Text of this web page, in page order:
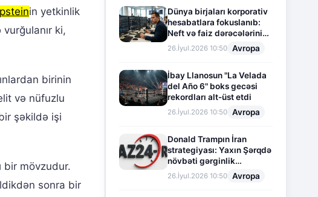
in yetkinlik
ki,
birinin
və nüfuzlu
şəkildə işi
bir mövzudur.
sonra bir
Dünya birjaları korporativ
hesabatlara fokuslanıb:
Neft və faiz dərəcələrinin
təsiri altında cari vəziyyət
26.İyul.2026 10:50 Avropa
İbay Llanosun "La Velada
del Año 6" boks gecəsi
rekordları alt-üst etdi
26.İyul.2026 10:50 Avropa
Donald Trampın İran
strategiyası: Yaxın Şərqdə
növbəti gərginlik
mərhələsi
26.İyul.2026 10:50 Avropa